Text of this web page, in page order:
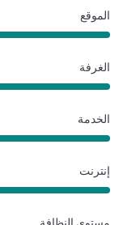
الموقع
الغرفة
الخدمة
إنترنت
مستوى النظافة